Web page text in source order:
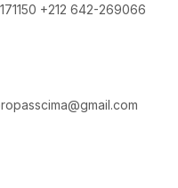
+212 642-269066